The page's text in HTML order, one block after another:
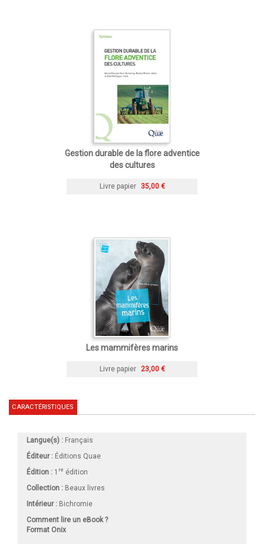
Gestion durable de la flore adventice
des cultures
Livre papier 35,00 €
Les mammifères marins
Livre papier 23,00 €
CARACTÉRISTIQUES
Langue(s) : Français
Éditeur : Éditions Quae
Édition : 1 re édition
Collection : Beaux livres
Intérieur : Bichromie
Comment lire un eBook ?
Format Onix